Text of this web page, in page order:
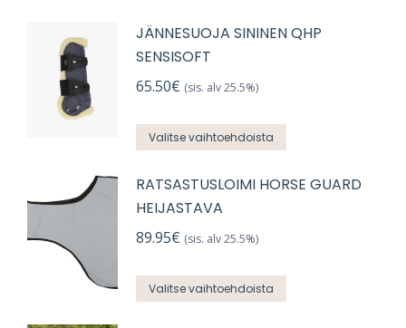
JÄNNESUOJA SININEN QHP
SENSISOFT
65.50€ (sis. alv 25.5%)
Valitse vaihtoehdoista
on
RATSASTUSLOIMI HORSE GUARD
HEIJASTAVA
89.95€ (sis. alv 25.5%)
Valitse vaihtoehdoista